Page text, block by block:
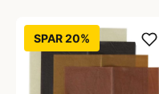
SPAR 20%